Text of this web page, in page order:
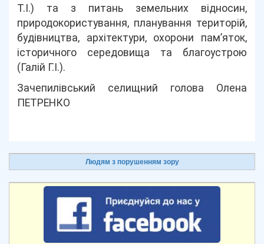
Т.І.) та з питань земельних відносин,
природокористування, планування територій,
будівництва, архітектури, охорони пам’яток,
історичного середовища та благоустрою
(Галій Г.І.).
Зачепилівський селищний голова Олена
ПЕТРЕНКО
Людям з порушенням зору